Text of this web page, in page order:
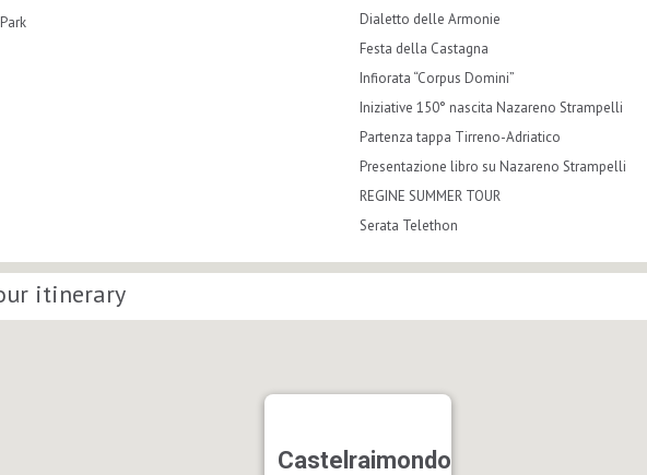
Dialetto delle Armonie
Festa della Castagna
Infiorata “Corpus Domini”
Iniziative 150° nascita Nazareno Strampelli
Partenza tappa Tirreno-Adriatico
Presentazione libro su Nazareno Strampelli
REGINE SUMMER TOUR
Serata Telethon
itinerary
Castelraimondo